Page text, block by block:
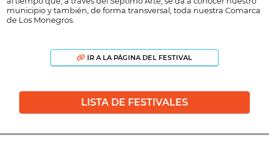
municipio y también, de forma transversal, toda nuestra Comarca
de Los Monegros.
IR A LA PÁGINA DEL FESTIVAL
LISTA DE FESTIVALES